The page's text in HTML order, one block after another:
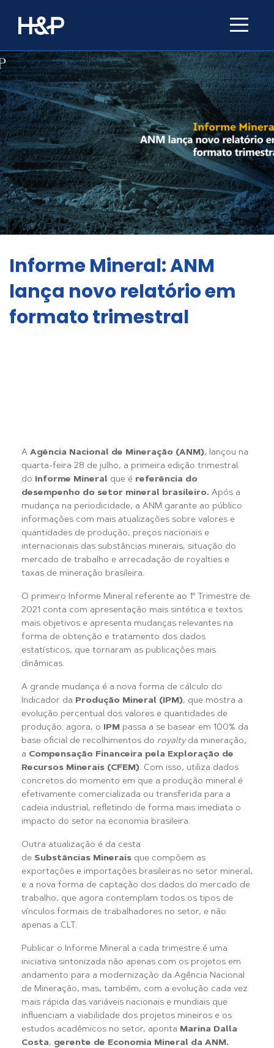
Informe Mineral: ANM
lança novo relatório em
formato trimestral
A Agência Nacional de Mineração (ANM), lançou na
quarta-feira 28 de julho, a primeira edição trimestral
do Informe Mineral que é referência do
desempenho do setor mineral brasileiro. Após a
mudança na periodicidade, a ANM garante ao público
informações com mais atualizações sobre valores e
quantidades de produção, preços nacionais e
internacionais das substâncias minerais, situação do
mercado de trabalho e arrecadação de royalties e
taxas de mineração brasileira.
O primeiro Informe Mineral referente ao 1º Trimestre de
2021 conta com apresentação mais sintética e textos
mais objetivos e apresenta mudanças relevantes na
forma de obtenção e tratamento dos dados
estatísticos, que tornaram as publicações mais
dinâmicas.
A grande mudança é a nova forma de cálculo do
Indicador da Produção Mineral (IPM), que mostra a
evolução percentual dos valores e quantidades de
produção: agora, o IPM passa a se basear em 100% da
base oficial de recolhimentos do royaltyda mineração,
a Compensação Financeira pela Exploração de
Recursos Minerais (CFEM). Com isso, utiliza dados
concretos do momento em que a produção mineral é
efetivamente comercializada ou transferida para a
cadeia industrial, refletindo de forma mais imediata o
impacto do setor na economia brasileira.
Outra atualização é da cesta
de Substâncias Minerais que compõem as
exportações e importações brasileiras no setor mineral,
e a nova forma de captação dos dados do mercado de
trabalho, que agora contemplam todos os tipos de
vínculos formais de trabalhadores no setor, e não
apenas a CLT.
Publicar o Informe Mineral a cada trimestre é uma
iniciativa sintonizada não apenas com os projetos em
andamento para a modernização da Agência Nacional
de Mineração, mas, também, com a evolução cada vez
mais rápida das variáveis nacionais e mundiais que
influenciam a viabilidade dos projetos mineiros e os
estudos acadêmicos no setor, aponta Marina Dalla
Costa, gerente de Economia Mineral da ANM.